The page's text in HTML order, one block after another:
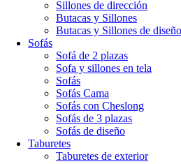
Sillones de dirección
Butacas y Sillones
Butacas y Sillones de diseño
Sofás
Sofá de 2 plazas
Sofa y sillones en tela
Sofás
Sofás Cama
Sofás con Cheslong
Sofás de 3 plazas
Sofás de diseño
Taburetes
Taburetes de exterior